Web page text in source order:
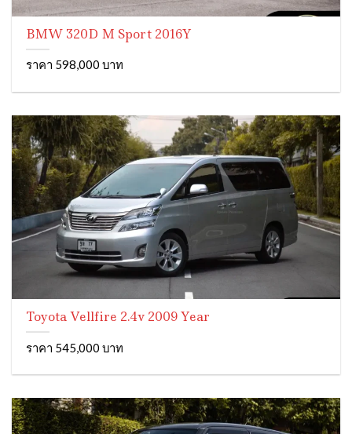
BMW 320D M Sport 2016Y
ราคา 598,000 บาท
Toyota Vellfire 2.4v 2009 Year
ราคา 545,000 บาท